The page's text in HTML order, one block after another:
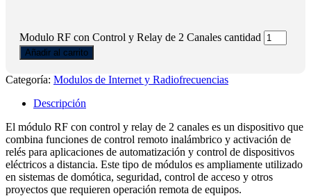
Modulo RF con Control y Relay de 2 Canales cantidad
Añadir al carrito
Categoría: Modulos de Internet y Radiofrecuencias
Descripción
El módulo RF con control y relay de 2 canales es un dispositivo que
combina funciones de control remoto inalámbrico y activación de
relés para aplicaciones de automatización y control de dispositivos
eléctricos a distancia. Este tipo de módulos es ampliamente utilizado
en sistemas de domótica, seguridad, control de acceso y otros
proyectos que requieren operación remota de equipos.